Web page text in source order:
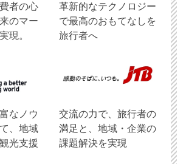
者の心
のマー
現。
革新的なテクノロジー
で最高のおもてなしを
旅行者へ
なノウ
、地域
光支援
交流の力で、旅行者の
満足と、地域・企業の
課題解決を実現